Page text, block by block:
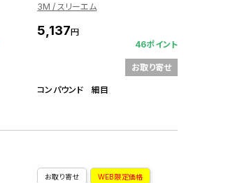
3M / スリーエム
5,137円
46ポイント
お取り寄せ
コンパウンド 細目
お取り寄せ WEB限定価格